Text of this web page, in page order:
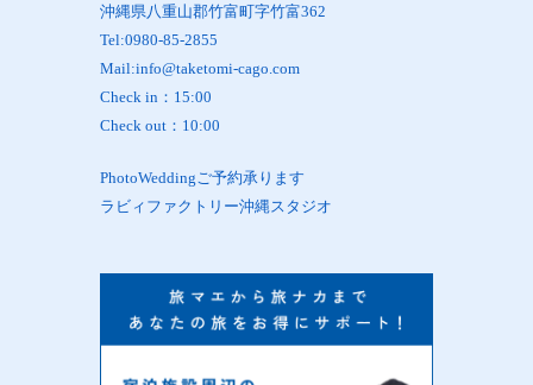
沖縄県八重山郡竹富町字竹富362
Tel:0980-85-2855
Mail:info@taketomi-cago.com
Check in：15:00
Check out：10:00
PhotoWeddingご予約承ります
ラビィファクトリー沖縄スタジオ